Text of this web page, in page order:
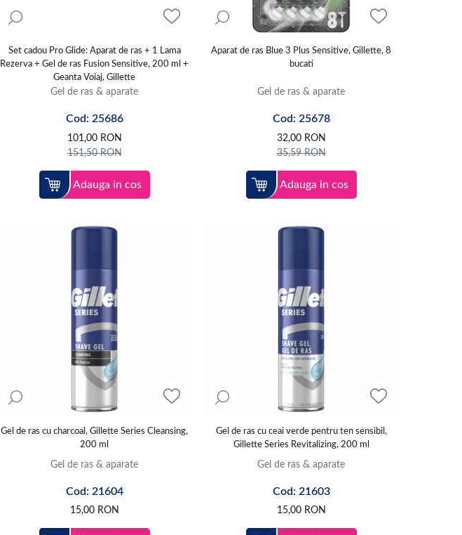
Set cadou Pro Glide: Aparat de ras + 1 Lama
Rezerva + Gel de ras Fusion Sensitive, 200 ml +
Geanta Voiaj, Gillette
Gel de ras & aparate
Cod: 25686
101,00 RON
151,50RON
Adauga in cos
Aparat de ras Blue 3 Plus Sensitive, Gillette, 8
bucati
Gel de ras & aparate
Cod: 25678
32,00 RON
35,59RON
Adauga in cos
Gel de ras cu charcoal, Gillette Series Cleansing,
200 ml
Gel de ras & aparate
Cod: 21604
15,00 RON
Gel de ras cu ceai verde pentru ten sensibil,
Gillette Series Revitalizing, 200 ml
Gel de ras & aparate
Cod: 21603
15,00 RON